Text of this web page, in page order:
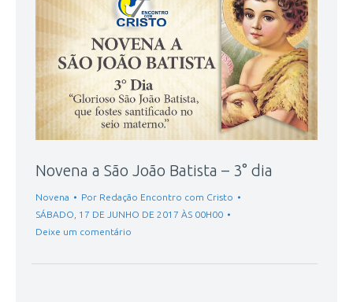
Novena a São João Batista – 3° dia
Novena Por Redação Encontro com Cristo
SÁBADO, 17 DE JUNHO DE 2017 ÀS 00H00
Deixe um comentário